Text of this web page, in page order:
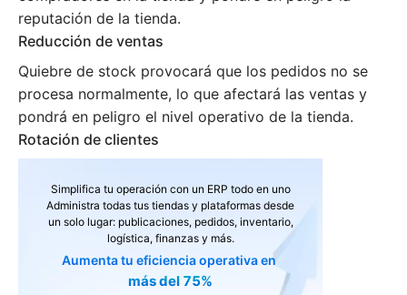
reputación de la tienda.
Reducción de ventas
Quiebre de stock provocará que los pedidos no se
procesa normalmente, lo que afectará las ventas y
pondrá en peligro el nivel operativo de la tienda.
Rotación de clientes
Simplifica tu operación con un ERP todo en uno
Administra todas tus tiendas y plataformas desde
un solo lugar: publicaciones, pedidos, inventario,
logística, finanzas y más.
Aumenta tu eficiencia operativa en
más del 75%